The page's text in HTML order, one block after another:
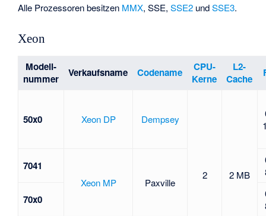
Alle Prozessoren besitzen MMX,SSE,SSE2 undSSE3.
Xeon
Modell-
nummer
Verkaufsname Codename
CPU-
Kerne
L2-
Cache
50x0 Xeon DP Dempsey
2 2 MB
7041
Xeon MP Paxville
70x0